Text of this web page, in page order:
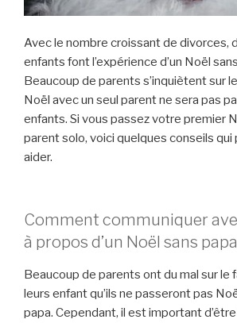
Avec le nombre croissant de divorces,
enfants font l’expérience d’un Noël
Beaucoup de parents s’inquiètent sur
Noël avec un seul parent ne sera pas
enfants. Si vous passez votre premier
parent solo, voici quelques conseils qui
aider.
Comment communiquer
à propos d’un Noël sans
Beaucoup de parents ont du mal sur le
leurs enfant qu’ils ne passeront pas
papa. Cependant, il est important